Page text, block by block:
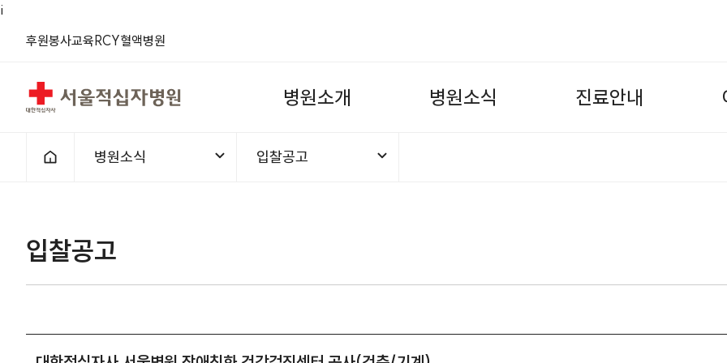
i
후원(새 창)
봉사(새 창)
교육(새 창)
RCY(새 창)
혈액(새 창)
병원
서울적십자병원 병원소개 병원소식 진료안내
홈으로 1차메뉴
병원소식
2차메뉴
입찰공고
입찰공고 | 병원소식 | 대한적십자사 서울병원 장애친화 건강검진센
입찰공고